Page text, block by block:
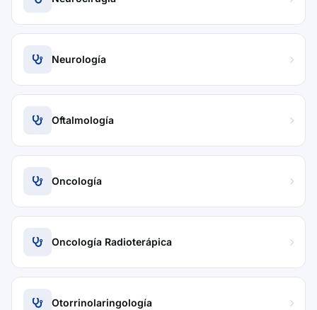
Neurología
Oftalmología
Oncología
Oncología Radioterápica
Otorrinolaringología